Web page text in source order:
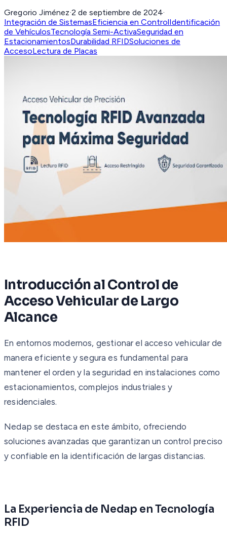
Gregorio Jiménez·2 de septiembre de 2024·
Integración de SistemasEficiencia en ControlIdentificación
de VehículosTecnología Semi-ActivaSeguridad en
EstacionamientosDurabilidad RFIDSoluciones de
AccesoLectura de Placas
Introducción al Control de
Acceso Vehicular de Largo
Alcance
En entornos modernos, gestionar el acceso vehicular de
manera eficiente y segura es fundamental para
mantener el orden y la seguridad en instalaciones como
estacionamientos, complejos industriales y
residenciales.
Nedap se destaca en este ámbito, ofreciendo
soluciones avanzadas que garantizan un control preciso
y confiable en la identificación de largas distancias.
La Experiencia de Nedap en Tecnología
RFID